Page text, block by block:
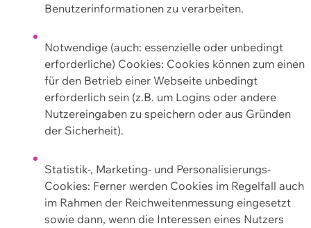
Benutzerinformationen zu verarbeiten.
Notwendige (auch: essenzielle oder unbedingt
erforderliche) Cookies: Cookies können zum einen
für den Betrieb einer Webseite unbedingt
erforderlich sein (z.B. um Logins oder andere
Nutzereingaben zu speichern oder aus Gründen
der Sicherheit).
Statistik-, Marketing- und Personalisierungs-
Cookies: Ferner werden Cookies im Regelfall auch
im Rahmen der Reichweitenmessung eingesetzt
sowie dann, wenn die Interessen eines Nutzers